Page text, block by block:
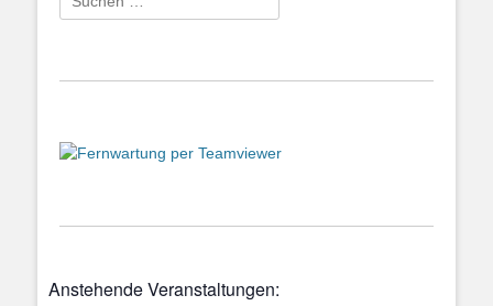
nach:
Anstehende Veranstaltungen: